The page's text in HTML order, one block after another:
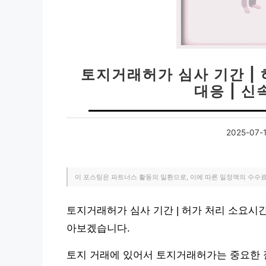
토지거래허가 심사 기간 |
대응 | 신
2025-07-
이 포스팅은 파트너스 활동의 일환으로, 이에 따른 일정액의 수수
토지거래허가 심사 기간 | 허가 처리 소요시
아보겠습니다.
토지 거래에 있어서 토지거래허가는 중요